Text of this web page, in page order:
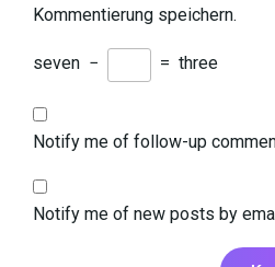
Kommentierung speichern.
seven − = three
Notify me of follow-up
Notify me of new posts by